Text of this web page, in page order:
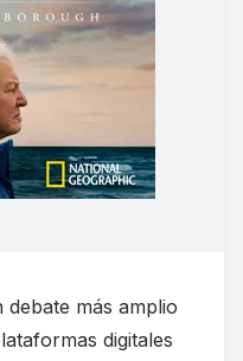
más amplio
digitales